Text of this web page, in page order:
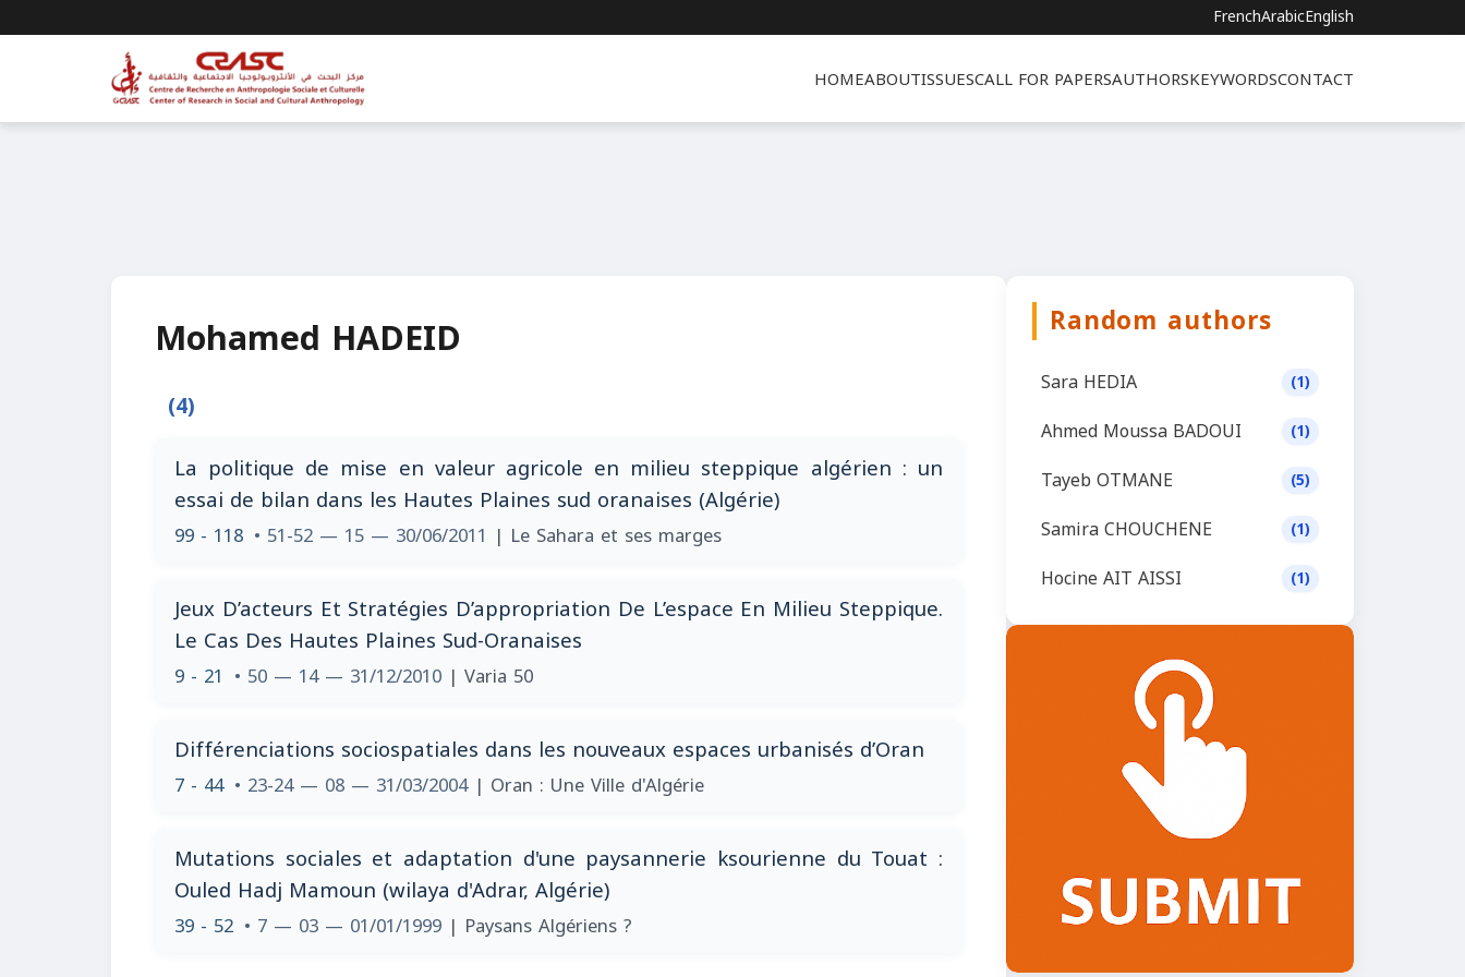
FrenchArabicEnglish
HOMEABOUTISSUESCALL FOR PAPERSAUTHORSKEYWORDSCONTACT
Mohamed HADEID
(4)
La politique de mise en valeur agricole en milieu steppique algérien : un
essai de bilan dans les Hautes Plaines sud oranaises (Algérie)
99 - 118 • 51-52 — 15 — 30/06/2011 | Le Sahara et ses marges
Jeux D’acteurs Et Stratégies D’appropriation De L’espace En Milieu Steppique.
Le Cas Des Hautes Plaines Sud-Oranaises
9 - 21 • 50 — 14 — 31/12/2010 | Varia 50
Différenciations sociospatiales dans les nouveaux espaces urbanisés d’Oran
7 - 44 • 23-24 — 08 — 31/03/2004 | Oran : Une Ville d'Algérie
Mutations sociales et adaptation d'une paysannerie ksourienne du Touat :
Ouled Hadj Mamoun (wilaya d'Adrar, Algérie)
39 - 52 • 7 — 03 — 01/01/1999 | Paysans Algériens ?
Random authors
Sara HEDIA (1)
Ahmed Moussa BADOUI (1)
Tayeb OTMANE (5)
Samira CHOUCHENE (1)
Hocine AIT AISSI (1)